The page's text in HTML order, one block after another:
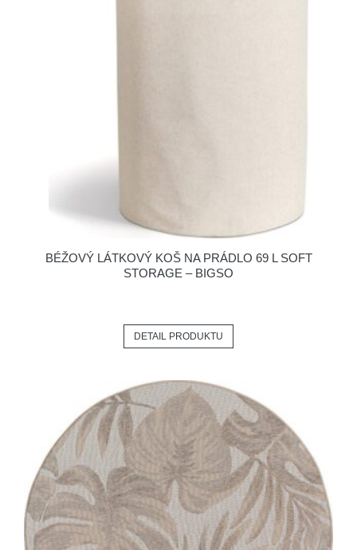
BÉŽOVÝ LÁTKOVÝ KOŠ NA PRÁDLO 69 L SOFT
STORAGE – BIGSO
DETAIL PRODUKTU